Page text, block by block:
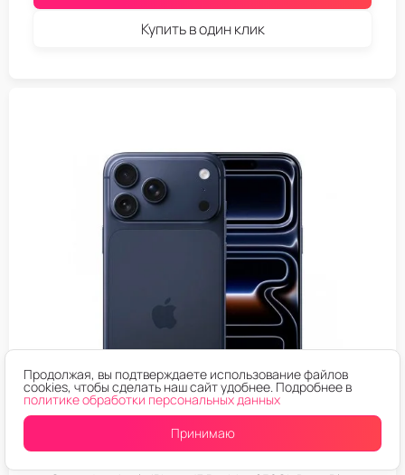
Купить в один клик
IPHONE 17 PRO MAX
Продолжая, вы подтверждаете использование файлов
cookies, чтобы сделать наш сайт удобнее. Подробнее в
политике обработки персональных данных
Принимаю